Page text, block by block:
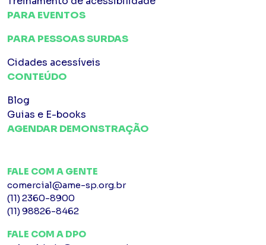
PARA EVENTOS
PARA PESSOAS SURDAS
Cidades acessíveis
CONTEÚDO
Blog
Guias e E-books
AGENDAR DEMONSTRAÇÃO
FALE COM A GENTE
comercial@ame-sp.org.br
(11) 2360-8900
(11) 98826-8462
FALE COM A DPO